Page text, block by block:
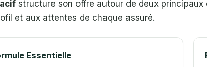
structure son offre autour de deux
et aux attentes de chaque assuré.
Essentielle